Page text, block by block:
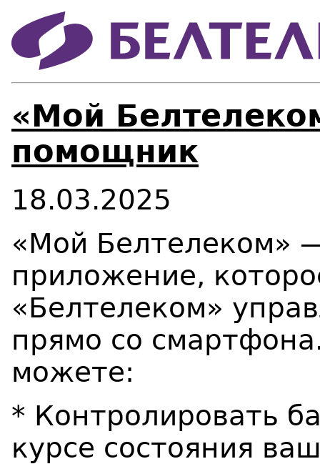
«Мой
помощник
18.03.2025
«Мой Белтелеком»
приложение,
«Белтелеком»
прямо со
можете:
* Контролировать
курсе состояния